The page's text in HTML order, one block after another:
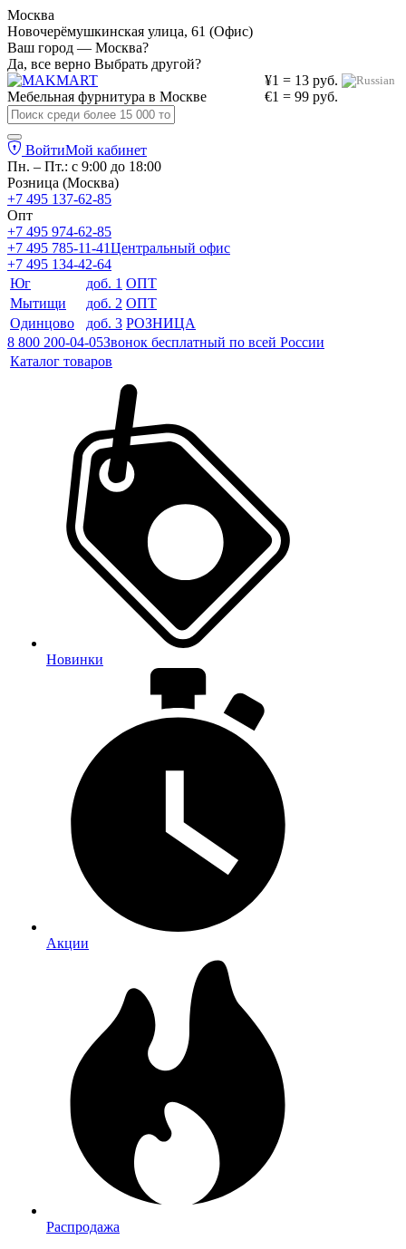
Москва
Новочерёмушкинская улица, 61 (Офис)
Ваш город — Москва?
Да, все верно Выбрать другой?
¥1 = 13 руб.
€1 = 99 руб.
Мебельная фурнитура в Москве
ВойтиМой кабинет
Пн. – Пт.: с 9:00 до 18:00
Розница (Москва)
+7 495 137-62-85
Опт
+7 495 974-62-85
+7 495 785-11-41Центральный офис
+7 495 134-42-64
Юг
доб. 1 ОПТ
Мытищи
доб. 2 ОПТ
Одинцово
доб. 3 РОЗНИЦА
8 800 200-04-05Звонок бесплатный по всей России
Каталог товаров
Новинки
Акции
Распродажа